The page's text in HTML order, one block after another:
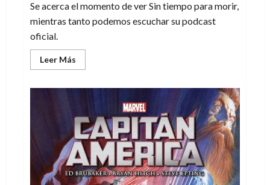
Se acerca el momento de ver Sin tiempo para morir,
mientras tanto podemos escuchar su podcast
oficial.
Leer Más
más
está
de
vuelta
y
estrena
su
propio
podcast
oficial